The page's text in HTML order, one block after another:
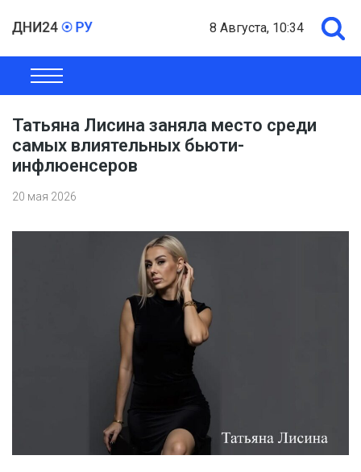
8 Августа, 10:34
ОБЩЕСТВО
Татьяна Лисина заняла место среди
самых влиятельных бьюти-
инфлюенсеров
20 мая 2026